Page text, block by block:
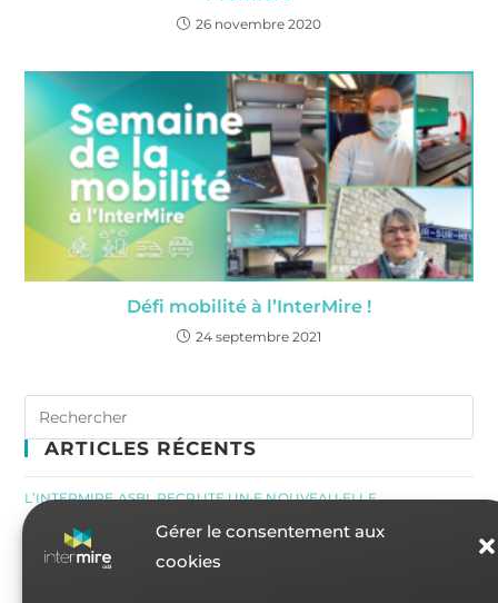
Gérer le consentement aux
cookies
26 novembre 2020
Défi mobilité à l’InterMire !
24 septembre 2021
ARTICLES RÉCENTS
L’INTERMIRE ASBL RECRUTE UN·E NOUVEAU·ELLE
DIRECTEUR·TRICE À TEMPS PLEIN (H/F/X)
CONCOURS FORMA D’OR : COMMENT CAPTER ET MOBILISER